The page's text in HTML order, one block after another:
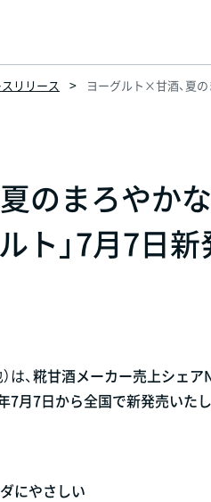
リリース ヨーグルト×甘酒、夏の
のまろやかな
ト」7月7日
、 糀甘酒メーカー売上シェア
7月7日から全国で新発売いたし
にやさしい